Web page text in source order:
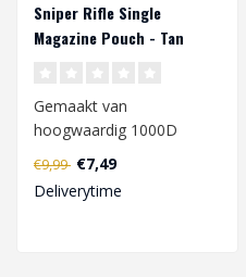
Sniper Rifle Single
Magazine Pouch - Tan
Gemaakt van
hoogwaardig 1000D
polyester, gekenmerkt
door een hoge weerstand
tege..
€9,99 €7,49
Deliverytime